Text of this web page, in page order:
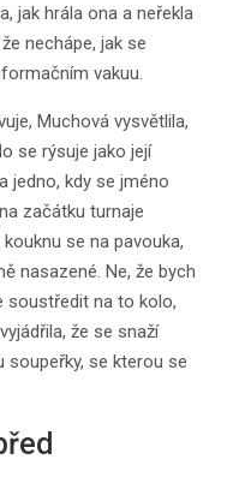
jak hrála ona a neřekla
nechápe, jak se
vakuu.
Muchová vysvětlila,
se rýsuje jako její
jedno, kdy se jméno
začátku turnaje
se na pavouka,
nasazené. Ne, že bych
soustředit na to kolo,
že se snaží
soupeřky, se kterou se